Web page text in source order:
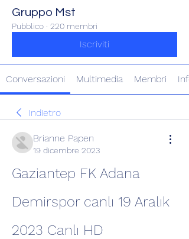
Gruppo Mst
Pubblico · 220 membri
Iscriviti
Conversazioni Multimedia Membri Info
Indietro
Brianne Papen
19 dicembre 2023
Gaziantep FK Adana
Demirspor canlı 19 Aralık
2023 Canlı HD